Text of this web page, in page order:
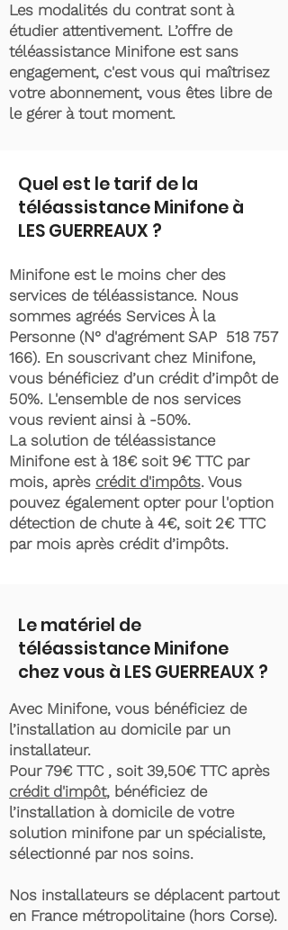
Les modalités du contrat sont à
étudier attentivement. L’offre de
téléassistance Minifone est sans
engagement, c'est vous qui maîtrisez
votre abonnement, vous êtes libre de
le gérer à tout moment.
Quel est le tarif de la
téléassistance Minifone à
LES GUERREAUX ?
Minifone est le moins cher des
services de téléassistance. Nous
sommes agréés Services À la
Personne (N° d'agrément SAP 518 757
166). En souscrivant chez Minifone,
vous bénéficiez d’un crédit d’impôt de
50%. L'ensemble de nos services
vous revient ainsi à -50%.
La solution de téléassistance
Minifone est à 18€ soit 9€ TTC par
mois, après crédit d'impôts. Vous
pouvez également opter pour l'option
détection de chute à 4€, soit 2€ TTC
par mois après crédit d’impôts.
Le matériel de
téléassistance Minifone
chez vous à LES GUERREAUX ?
Avec Minifone, vous bénéficiez de
l’installation au domicile par un
installateur.
Pour 79€ TTC , soit 39,50€ TTC après
crédit d'impôt, bénéficiez de
l’installation à domicile de votre
solution minifone par un spécialiste,
sélectionné par nos soins.
Nos installateurs se déplacent partout
en France métropolitaine (hors Corse).